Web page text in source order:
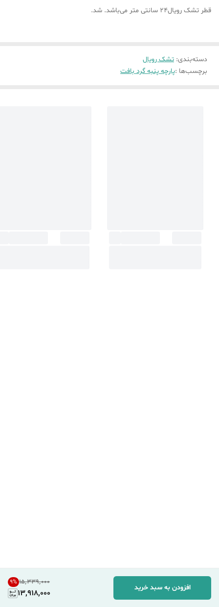
۱۵٬۳۳۹٬۰۰۰ 9%
13,918,000
افزودن به سبد خرید
قطر تشک رویال24 سانتی متر می‌باشد. شد.
دسته‌بندی: تشک رویال
برچسب‌ها :پارچه پنبه گرد بافت